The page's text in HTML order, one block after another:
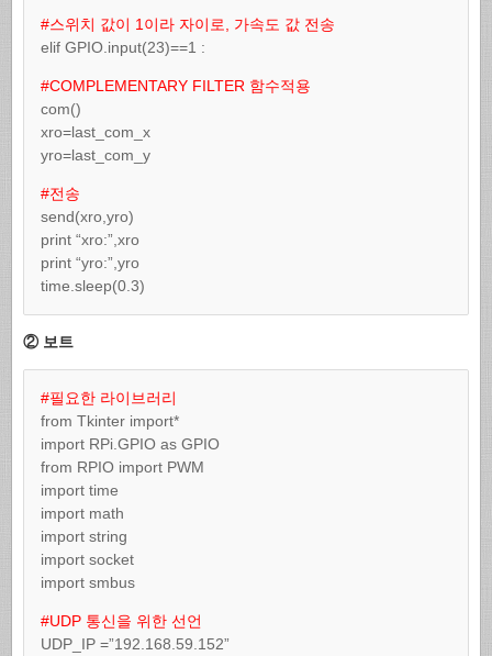
#스위치 값이 1이라 자이로, 가속도 값 전송
elif GPIO.input(23)==1 :
#COMPLEMENTARY FILTER 함수적용
com()
xro=last_com_x
yro=last_com_y
#전송
send(xro,yro)
print “xro:”,xro
print “yro:”,yro
time.sleep(0.3)
② 보트
#필요한 라이브러리
from Tkinter import*
import RPi.GPIO as GPIO
from RPIO import PWM
import time
import math
import string
import socket
import smbus
#UDP 통신을 위한 선언
UDP_IP =”192.168.59.152”